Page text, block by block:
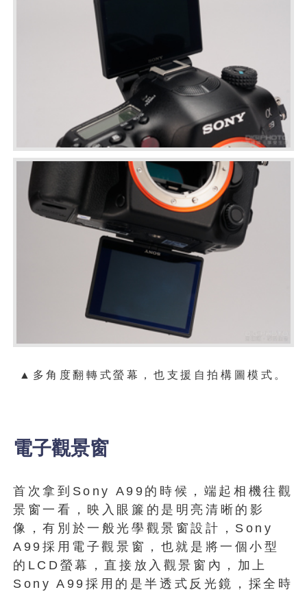
▲ 多角度翻轉式螢幕，也支援自拍構圖模式。
電子觀景窗
首次拿到Sony A99的時候，端起相機往觀
景窗一看，映入眼簾的是明亮清晰的影
像，有別於一般光學觀景窗設計，Sony
A99採用電子觀景窗，也就是將一個小型
的LCD螢幕，直接放入觀景窗內，加上
Sony A99採用的是半透式反光鏡，採全時